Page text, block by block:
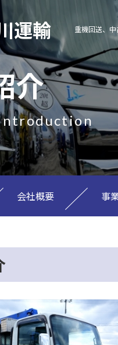
運輸 重機回送、
介
introduction
会社概要 事